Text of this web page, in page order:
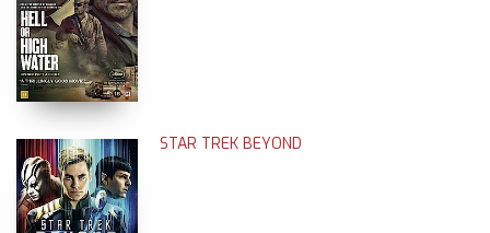
STAR TREK BEYOND